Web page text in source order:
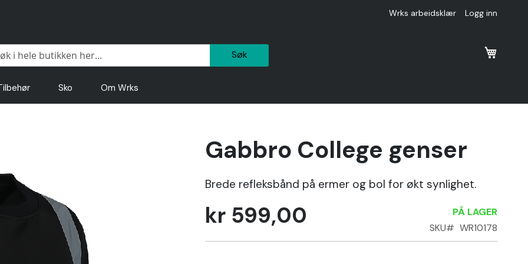
Wrks arbeidsklær Logg inn
Søk
Sko Om Wrks
Gabbro College genser
Brede refleksbånd på ermer og bol for økt synlighet.
kr 599,00
PÅ LAGER
SKU
WR10178